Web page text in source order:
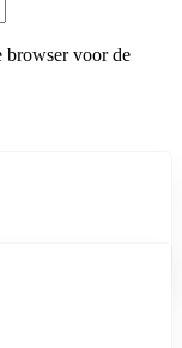
browser voor de